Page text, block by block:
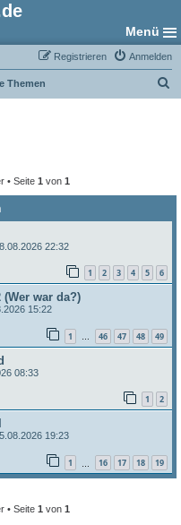
Menü
Anmelden
Registrieren
Themen
• Seite 1 von 1
22:32
1 2 3 4 5 6
(Wer war da?)
15:22
1 … 46 47 48 49
08:33
1 2
19:23
1 16 17 18 19
• Seite 1 von 1